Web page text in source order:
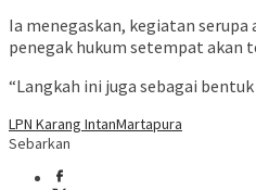
Ia menegaskan, kegiatan
penegak hukum setempat akan
“Langkah ini juga sebagai
LPN Karang IntanMartapura
Sebarkan